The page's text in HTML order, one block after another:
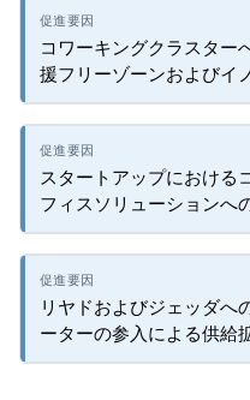
コワーキングクラスター
援フリーゾーンおよびイ
スタートアップにおける
フィスソリューションへ
リヤドおよびジェッダへ
ーターの参入による供給